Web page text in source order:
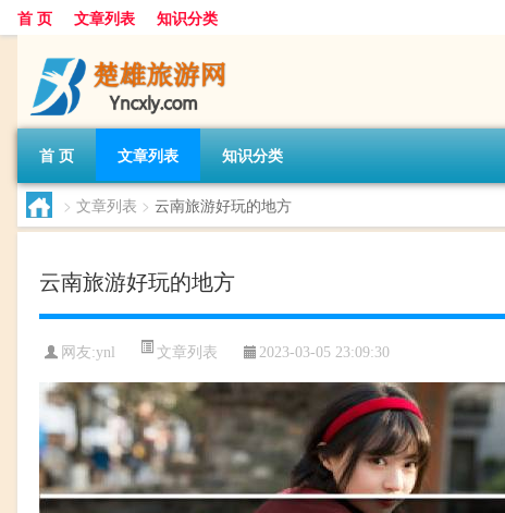
首 页 文章列表 知识分类
首 页 文章列表 知识分类
> 文章列表 > 云南旅游好玩的地方
云南旅游好玩的地方
网友:ynl 文章列表 2023-03-05 23:09:30